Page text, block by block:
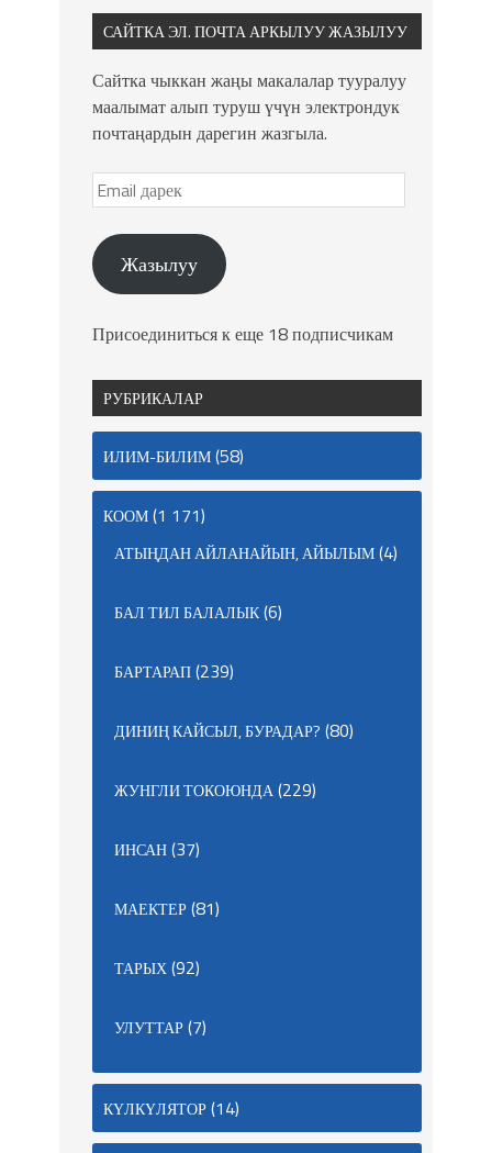
САЙТКА ЭЛ. ПОЧТА АРКЫЛУУ ЖАЗЫЛУУ
Сайтка чыккан жаңы макалалар тууралуу
маалымат алып туруш үчүн электрондук
почтаңардын дарегин жазгыла.
Жазылуу
Присоединиться к еще 18 подписчикам
РУБРИКАЛАР
ИЛИМ-БИЛИМ(58)
КООМ(1 171)
АТЫҢДАН АЙЛАНАЙЫН, АЙЫЛЫМ(4)
БАЛ ТИЛ БАЛАЛЫК(6)
БАРТАРАП(239)
ДИНИҢ КАЙСЫЛ, БУРАДАР? (80)
ЖУНГЛИ ТОКОЮНДА(229)
ИНСАН(37)
МАЕКТЕР(81)
ТАРЫХ(92)
УЛУТТАР(7)
КҮЛКҮЛЯТОР(14)